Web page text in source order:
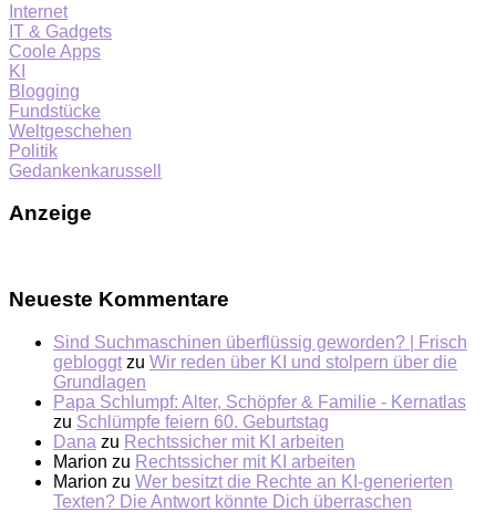
Internet
IT & Gadgets
Coole Apps
KI
Blogging
Fundstücke
Weltgeschehen
Politik
Gedankenkarussell
Anzeige
Neueste Kommentare
Sind Suchmaschinen überflüssig geworden? | Frisch
gebloggt zu Wir reden über KI und stolpern über die
Grundlagen
Papa Schlumpf: Alter, Schöpfer & Familie - Kernatlas
zu Schlümpfe feiern 60. Geburtstag
Dana zu Rechtssicher mit KI arbeiten
Marion zu Rechtssicher mit KI arbeiten
Marion zu Wer besitzt die Rechte an KI-generierten
Texten? Die Antwort könnte Dich überraschen